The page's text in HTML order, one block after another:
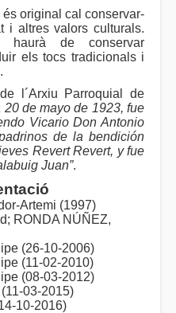
és original cal conservar-
i altres valors culturals.
haurà de conservar
els tocs tradicionals i
l´Arxiu Parroquial de
20 de mayo de 1923, fue
Vicario Don Antonio
de la bendición
Revert Revert, y fue
Juan”.
Artemi (1997)
RONDA NÚÑEZ,
(26-10-2006)
(11-02-2010)
(08-03-2012)
03-2015)
10-2016)